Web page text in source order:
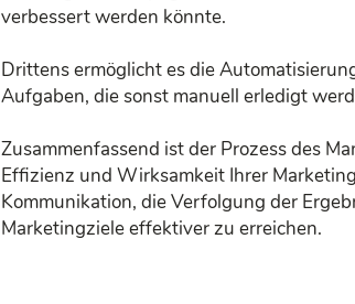
verbessert werden könnte.
Drittens ermöglicht es die
Aufgaben, die sonst manuell erledigt
Zusammenfassend ist der Prozess des
Effizienz und Wirksamkeit Ihrer
Kommunikation, die Verfolgung der
Marketingziele effektiver zu erreichen.